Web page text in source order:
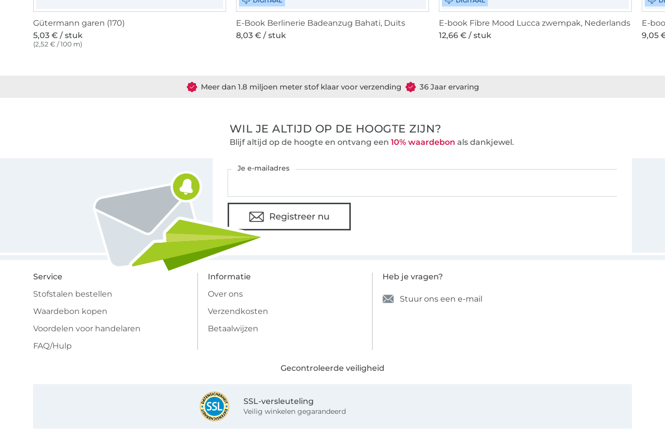
Gütermann garen (170)
5,03 € / stuk
(2,52 € / 100 m)
E-Book Berlinerie Badeanzug Bahati, Duits
8,03 € / stuk
E-book Fibre Mood Lucca zwempak, Nederlands
12,66 € / stuk
9,05
Meer dan 1.8 miljoen meter stof klaar voor verzending 36 Jaar ervaring
WIL JE ALTIJD OP DE HOOGTE ZIJN?
Blijf altijd op de hoogte en ontvang een 10% waardebon als dankjewel.
Je e-mailadres
Registreer nu
Service
Stofstalen bestellen
Waardebon kopen
Voordelen voor handelaren
FAQ/Hulp
Informatie
Over ons
Verzendkosten
Betaalwijzen
Heb je vragen?
Stuur ons een e-mail
Gecontroleerde veiligheid
SSL-versleuteling
Veilig winkelen gegarandeerd